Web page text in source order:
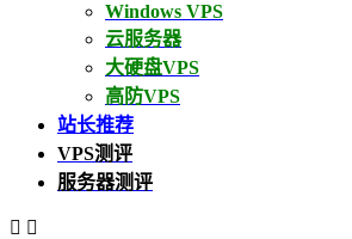
Windows VPS
云服务器
大硬盘VPS
高防VPS
站长推荐
VPS测评
服务器测评
 